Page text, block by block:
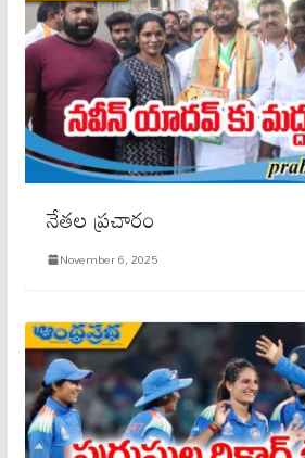
నేత‌ల‌ ప్రచారం
November 6, 2025